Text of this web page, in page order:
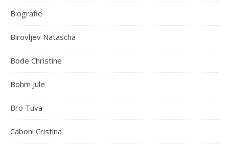
Biografie
Birovljev Natascha
Bode Christine
Böhm Jule
Bro Tuva
Caboni Cristina